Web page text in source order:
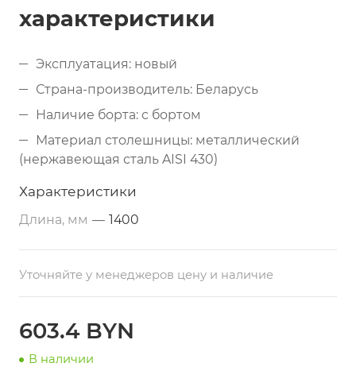
характеристики
Эксплуатация: новый
Страна-производитель: Беларусь
Наличие борта: с бортом
Материал столешницы: металлический
(нержавеющая сталь AISI 430)
нержавеющей стали
Размеры: 1400х800х860 мм
Тип по назначению: разделочный
Расположение: пристенный
(нержавеющая сталь)
Характеристики
Длина, мм — 1400
Уточняйте у менеджеров цену и наличие
603.4 BYN
В наличии